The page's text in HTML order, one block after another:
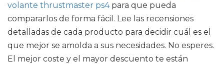
volante thrustmaster ps4para que pueda
compararlos de forma fácil. Lee las recensiones
detalladas de cada producto para decidir cuál es el
que mejor se amolda a sus necesidades. No esperes.
El mejor coste y el mayor descuento te están